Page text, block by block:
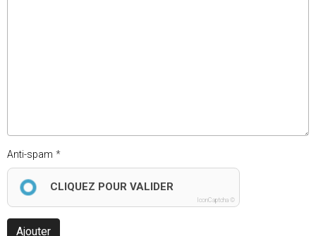
Anti-spam
CLIQUEZ POUR VALIDER
IconCaptcha ©
Ajouter